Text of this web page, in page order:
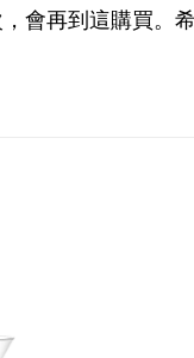
會再到這購買。